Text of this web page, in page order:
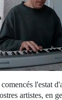
l'estat
artistes, en